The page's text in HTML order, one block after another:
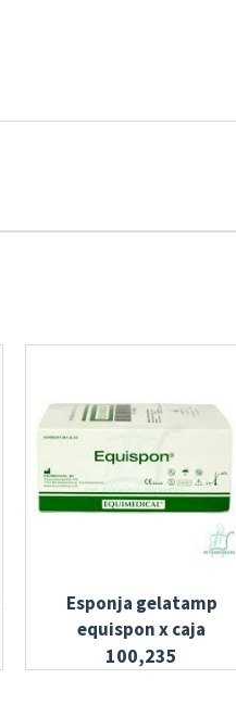
Esponja gelatamp
equispon x caja
100,235